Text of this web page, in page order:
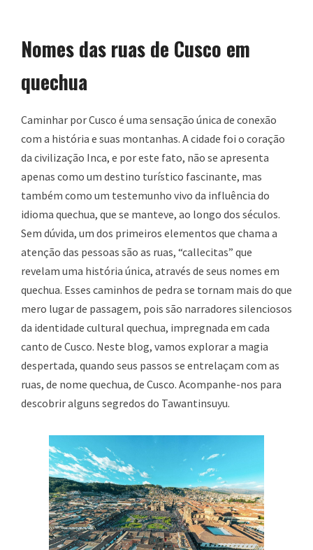
Nomes das ruas de Cusco em
quechua
Caminhar por Cusco é uma sensação única de conexão
com a história e suas montanhas. A cidade foi o coração
da civilização Inca, e por este fato, não se apresenta
apenas como um destino turístico fascinante, mas
também como um testemunho vivo da influência do
idioma quechua, que se manteve, ao longo dos séculos.
Sem dúvida, um dos primeiros elementos que chama a
atenção das pessoas são as ruas, “callecitas” que
revelam uma história única, através de seus nomes em
quechua. Esses caminhos de pedra se tornam mais do que
mero lugar de passagem, pois são narradores silenciosos
da identidade cultural quechua, impregnada em cada
canto de Cusco. Neste blog, vamos explorar a magia
despertada, quando seus passos se entrelaçam com as
ruas, de nome quechua, de Cusco. Acompanhe-nos para
descobrir alguns segredos do Tawantinsuyu.